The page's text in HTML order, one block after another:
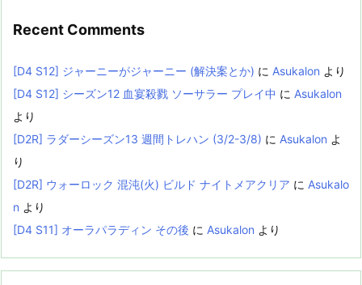
Recent Comments
[D4 S12] ジャーニーがジャーニー (解決案とか) に Asukalon より
[D4 S12] シーズン12 血宴殺戮 ソーサラー プレイ中 に Asukalon
より
[D2R] ラダーシーズン13 週間トレハン (3/2-3/8) に Asukalon よ
り
[D2R] ウォーロック 混沌(火) ビルド ナイトメアクリア に Asukalo
n より
[D4 S11] オーラパラディン その後 に Asukalon より